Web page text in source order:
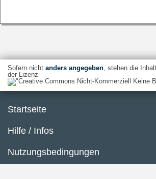
Sofern nicht anders angegeben, stehen die
der Lizenz
Startseite
Hilfe / Infos
Nutzungsbedingungen